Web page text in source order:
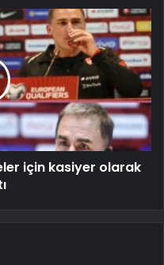
için kasiyer olarak